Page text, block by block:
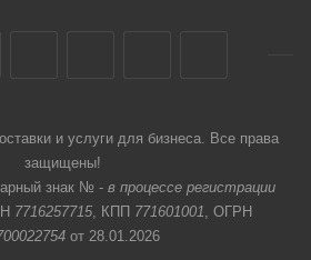
и услуги для бизнеса. Все права
защищены!
знак № - в процессе регистрации
7716257715, КПП 771601001, ОГРН
от 28.01.2026